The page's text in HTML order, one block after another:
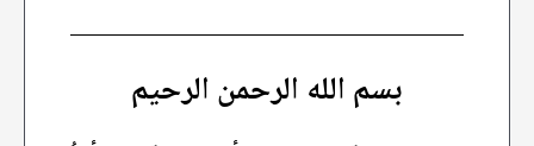
بسم الله الرحمن الرحيم